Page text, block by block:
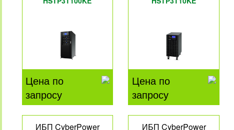
Цена по
запросу
Цена по
запросу
ИБП CyberPower ИБП CyberPower